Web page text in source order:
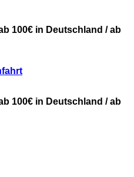
100€ in Deutschland / ab
100€ in Deutschland / ab